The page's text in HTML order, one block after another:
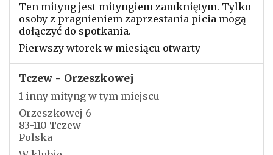
Ten mityng jest mityngiem zamkniętym. Tylko
osoby z pragnieniem zaprzestania picia mogą
dołączyć do spotkania.
Pierwszy wtorek w miesiącu otwarty
Tczew - Orzeszkowej
1 inny mityng w tym miejscu
Orzeszkowej 6
83-110 Tczew
Polska